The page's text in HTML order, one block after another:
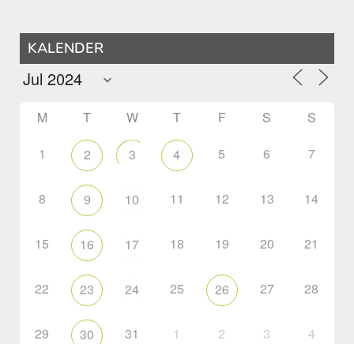
KALENDER
M T W T F S S
1 2 3 4 5 6 7
8 9 10 11 12 13 14
15 16 17 18 19 20 21
22 23 24 25 26 27 28
29 30 31 1 2 3 4